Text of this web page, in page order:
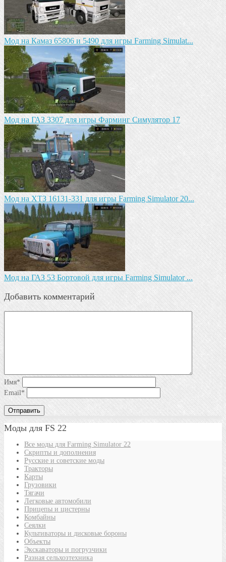
Мод на Камаз 65806 и 5490 для игры Farming Simulat...
Mод на ГАЗ 3307 для игры Фарминг Симулятор 17
Мод на ХТЗ 16131-331 для игры Farming Simulator 20...
Мод на ГАЗ 53 Бортовой для игры Farming Simulator ...
Добавить комментарий
Имя*
Email*
Моды для FS 22
Все моды для Farming Simulator 22
Скрипты и дополнения
Русские и советские моды
Тракторы
Карты
Грузовики
Тягачи
Легковые автомобили
Прицепы и цистерны
Комбайны
Сеялки
Культиваторы и дисковые бороны
Объекты
Экскаваторы и погрузчики
Разная сельхозтехника